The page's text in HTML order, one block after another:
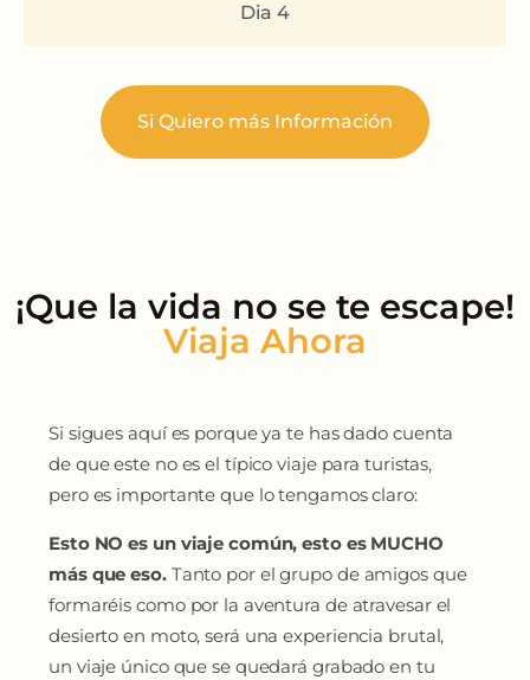
Dia 4
Si Quiero más Información
¡Que la vida no se te escape!
Si sigues aquí es porque ya te has dado cuenta
de que este no es el típico viaje para turistas,
pero es importante que lo tengamos claro:
Esto NO es un viaje común, esto es MUCHO
más que eso.Tanto por el grupo de amigos que
formaréis como por la aventura de atravesar el
desierto en moto, será una experiencia brutal,
un viaje único que se quedará grabado en tu